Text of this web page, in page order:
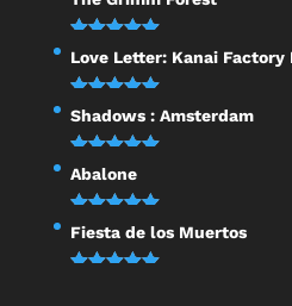
sur 5
Note
5.00
sur 5
Love Letter: Kanai
Note5.00
sur 5
Shadows : Amsterdam
Note
5.00
sur 5
Abalone
Note
5.00
sur 5
Fiesta de los Muertos